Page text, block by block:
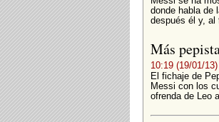
donde habla de
después él y, al
Más
10:19 (19/01/13)
El fichaje de
Messi con los
ofrenda de Leo